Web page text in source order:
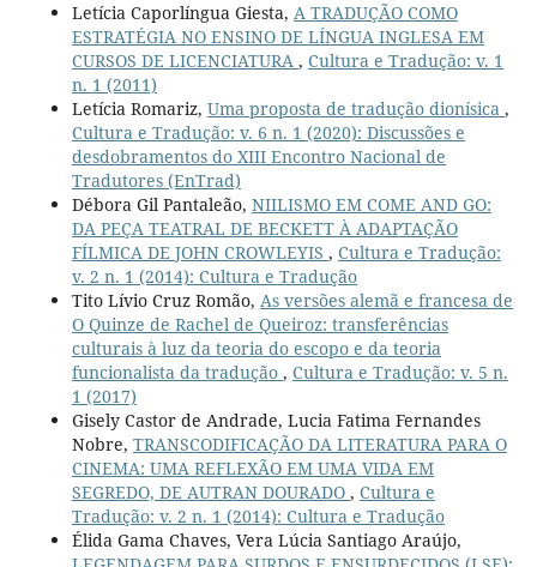
Letícia Caporlíngua Giesta, A TRADUÇÃO COMO
ESTRATÉGIA NO ENSINO DE LÍNGUA INGLESA EM
CURSOS DE LICENCIATURA , Cultura e Tradução: v. 1
n. 1 (2011)
Letícia Romariz, Uma proposta de tradução dionísica ,
Cultura e Tradução: v. 6 n. 1 (2020): Discussões e
desdobramentos do XIII Encontro Nacional de
Tradutores (EnTrad)
Débora Gil Pantaleão, NIILISMO EM COME AND GO:
DA PEÇA TEATRAL DE BECKETT À ADAPTAÇÃO
FÍLMICA DE JOHN CROWLEYIS , Cultura e Tradução:
v. 2 n. 1 (2014): Cultura e Tradução
Tito Lívio Cruz Romão, As versões alemã e francesa de
O Quinze de Rachel de Queiroz: transferências
culturais à luz da teoria do escopo e da teoria
funcionalista da tradução , Cultura e Tradução: v. 5 n.
1 (2017)
Gisely Castor de Andrade, Lucia Fatima Fernandes
Nobre, TRANSCODIFICAÇÃO DA LITERATURA PARA O
CINEMA: UMA REFLEXÃO EM UMA VIDA EM
SEGREDO, DE AUTRAN DOURADO , Cultura e
Tradução: v. 2 n. 1 (2014): Cultura e Tradução
Élida Gama Chaves, Vera Lúcia Santiago Araújo,